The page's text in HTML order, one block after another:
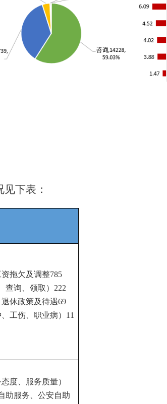
见下表 ：
拖欠及调整785
查询、领取） 222
休政策及待遇69
工伤、职业病） 11
度、服务质量）
助服务、公安自助